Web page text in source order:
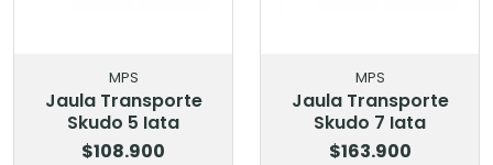
MPS
Jaula Transporte
Skudo 5 Iata
$108.900
MPS
Jaula Transporte
Skudo 7 Iata
$163.900